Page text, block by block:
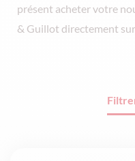
présent acheter votre
& Guillot directement